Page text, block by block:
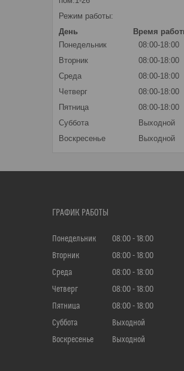
Режим работы:
День
Время
Понедельник
08:00-18:00
Вторник
08:00-18:00
Среда
08:00-18:00
Четверг
08:00-18:00
Пятница
08:00-18:00
Суббота
Выходной
Воскресенье
Выходной
ГРАФИК РАБОТЫ
Понедельник 08:00
18:00
Вторник
08:00
18:00
Среда
08:00
18:00
Четверг
08:00
18:00
Пятница
08:00
18:00
Суббота
Выходной
Воскресенье
Выходной